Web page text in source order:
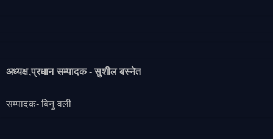
अध्यक्ष,प्रधान सम्पादक - सुशील बस्नेत
सम्पादक- बिनु वली